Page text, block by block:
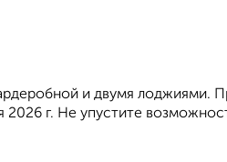
и двумя лоджиями.
2026 г. Не упустите